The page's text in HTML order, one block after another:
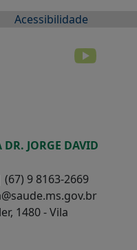
Acessibilidade
DR. JORGE DAVID
9 8163-2669
1480 - Vila